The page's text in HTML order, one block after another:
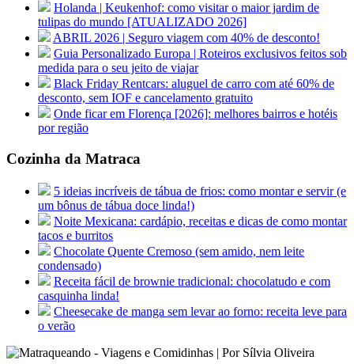
Holanda | Keukenhof: como visitar o maior jardim de
tulipas do mundo [ATUALIZADO 2026]
ABRIL 2026 | Seguro viagem com 40% de desconto!
Guia Personalizado Europa | Roteiros exclusivos feitos sob
medida para o seu jeito de viajar
Black Friday Rentcars: aluguel de carro com até 60% de
desconto, sem IOF e cancelamento gratuito
Onde ficar em Florença [2026]: melhores bairros e hotéis
por região
Cozinha da Matraca
5 ideias incríveis de tábua de frios: como montar e servir (e
um bônus de tábua doce linda!)
Noite Mexicana: cardápio, receitas e dicas de como montar
tacos e burritos
Chocolate Quente Cremoso (sem amido, nem leite
condensado)
Receita fácil de brownie tradicional: chocolatudo e com
casquinha linda!
Cheesecake de manga sem levar ao forno: receita leve para
o verão